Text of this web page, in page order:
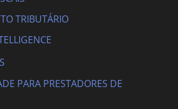
TRIBUTÁRIO
PARA PRESTADORES DE